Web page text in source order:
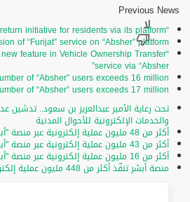
Previous News
“Absher” announces a return initiative for residents via its platform
of “Furijat” service on “Absher” platform
new feature in Vehicle Ownership Transfer
service via “Absher”
of “Absher” users exceeds 16 million
of “Absher” users exceeds 17 million
تحت رعاية الأمير عبدالعزيز بن سعود.. تدشين
والخدمات الإلكترونية للأحوال المدنية
أكثر من 48 مليون عملية إلكترونية عبر منصة "أبشر" في يونيو 2026م
أكثر من 43 مليون عملية إلكترونية عبر منصة "أبشر" في مايو 2026م
أكثر من 16 مليون عملية إلكترونية عبر منصة "أبشر" في أبريل 2026م
منصة أبشر تنفّذ أكثر من 448 مليون عملية إلكترونية في 2025م